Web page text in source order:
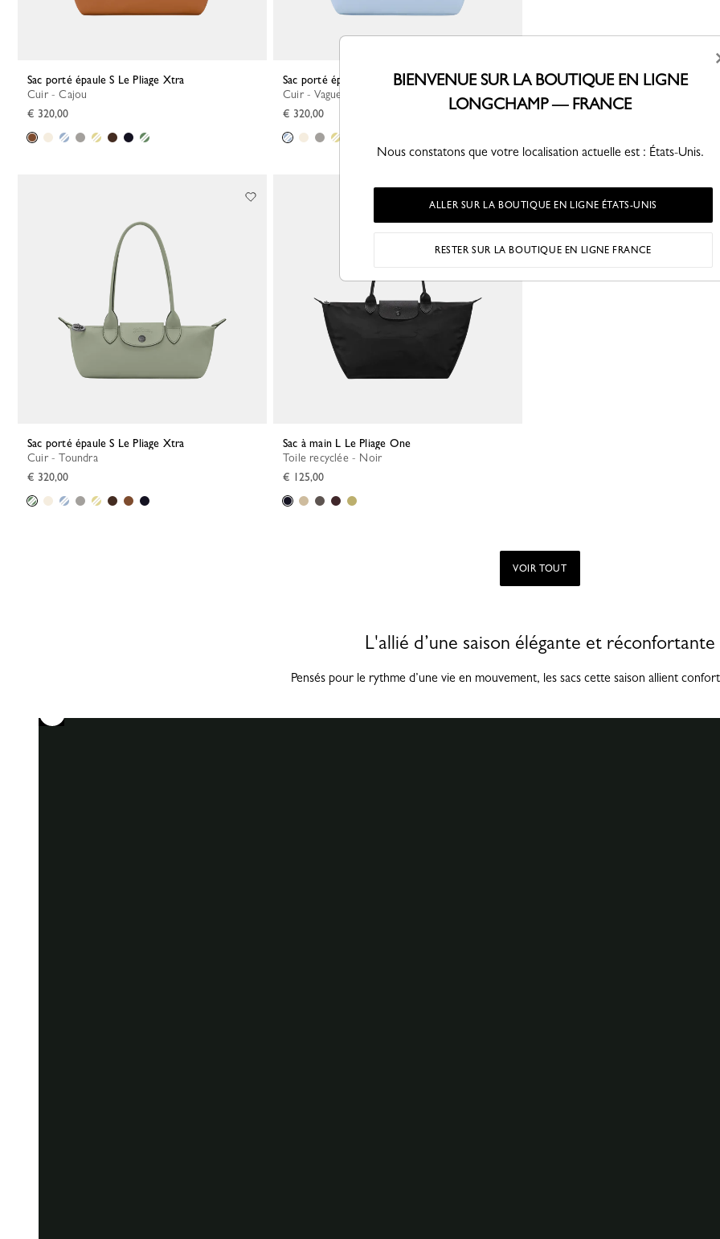
Sac porté épaule S Le Pliage Xtra
Cuir - Cajou
€ 320,00
Sac porté épaule S Le Pliage Xtra
Cuir - Toundra
€ 320,00
Sac porté épaule S Le Pliage Xtra
Cuir - Vague
€ 320,00
Sac à main L Le Pliage One
Toile recyclée - Noir
€ 125,00
VOIR TOUT
L'allié d’une saison élégante et réconfortante
Pensés pour le rythme d’une vie en mouvement, les sacs cette saison allient
BIENVENUE SUR LA BOUTIQUE EN LIGNE
LONGCHAMP — FRANCE
Nous constatons que votre localisation actuelle est : États-Unis.
ALLER SUR LA BOUTIQUE EN LIGNE ÉTATS-UNIS
RESTER SUR LA BOUTIQUE EN LIGNE FRANCE